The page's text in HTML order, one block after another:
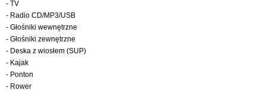
- TV
- Radio CD/MP3/USB
- Głośniki wewnętrzne
- Głośniki zewnętrzne
- Deska z wiosłem (SUP)
- Kajak
- Ponton
- Rower